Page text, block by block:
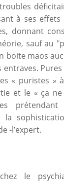
à ses effets
donnant
sauf au
boite maos
« puristes »
et le « ça ne
la
-l’expert.
le